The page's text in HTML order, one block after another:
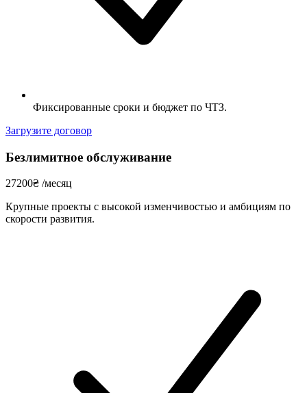
Фиксированные сроки и бюджет по ЧТЗ.
Загрузите договор
Безлимитное обслуживание
27200₴ /месяц
Крупные проекты с высокой изменчивостью и амбициям по
скорости развития.